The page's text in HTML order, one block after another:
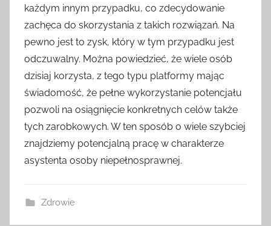
każdym innym przypadku, co zdecydowanie
zachęca do skorzystania z takich rozwiązań. Na
pewno jest to zysk, który w tym przypadku jest
odczuwalny. Można powiedzieć, że wiele osób
dzisiaj korzysta, z tego typu platformy mając
świadomość, że pełne wykorzystanie potencjału
pozwoli na osiągnięcie konkretnych celów także
tych zarobkowych. W ten sposób o wiele szybciej
znajdziemy potencjalną pracę w charakterze
asystenta osoby niepełnosprawnej.
Zdrowie